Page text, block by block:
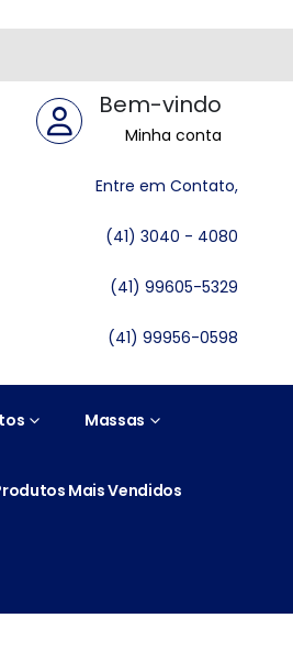
Bem-vindo
Minha conta
Entre em Contato,
(41) 3040 - 4080
(41) 99605-5329
(41) 99956-0598
Massas
Mais Vendidos